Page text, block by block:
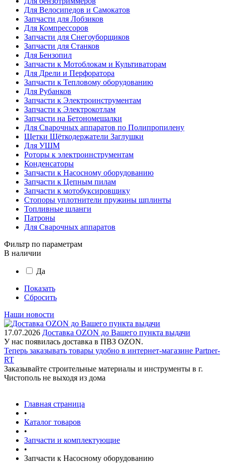
Для Велосипедов и Самокатов
Запчасти для Лобзиков
Для Компрессоров
Запчасти для Снегоуборщиков
Запчасти для Станков
Для Бензопил
Запчасти к Мотоблокам и Культиваторам
Для Дрели и Перфоратора
Запчасти к Тепловому оборудованию
Для Рубанков
Запчасти к Электроинструментам
Запчасти к Электрокотлам
Запчасти на Бетономешалки
Для Сварочных аппаратов по Полипропилену
Щетки Щёткодержатели Заглушки
Для УШМ
Роторы к электроинструментам
Конденсаторы
Запчасти к Насосному оборудованию
Запчасти к Цепным пилам
Запчасти к мотобуксировщику
Стопоры уплотнители пружины шплинты
Топливные шланги
Патроны
Для Сварочных аппаратов
Фильтр по параметрам
В наличии
Да
Показать
Сбросить
Наши новости
17.07.2026 Доставка OZON до Вашего пункта выдачи
У нас появилась доставка в ПВЗ OZON.
Теперь заказывать товары удобно в интернет-магазине Partner-
RT
Заказывайте строительные материалы и инструменты в г.
Чистополь не выходя из дома
Главная страница
•
Каталог товаров
•
Запчасти и комплектующие
•
Запчасти к Насосному оборудованию